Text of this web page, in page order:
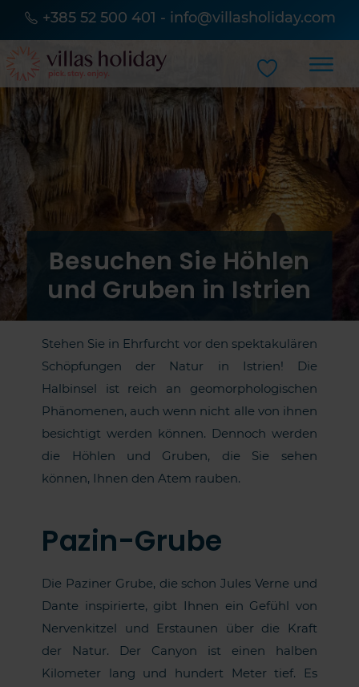
+385 52 500 401 - info@villasholiday.com
Besuchen Sie Höhlen
und Gruben in Istrien
Stehen Sie in Ehrfurcht vor den spektakulären
Schöpfungen der Natur in Istrien! Die
Halbinsel ist reich an geomorphologischen
Phänomenen, auch wenn nicht alle von ihnen
besichtigt werden können. Dennoch werden
die Höhlen und Gruben, die Sie sehen
können, Ihnen den Atem rauben.
Pazin-Grube
Die Paziner Grube, die schon Jules Verne und
Dante inspirierte, gibt Ihnen ein Gefühl von
Nervenkitzel und Erstaunen über die Kraft
der Natur. Der Canyon ist einen halben
Kilometer lang und hundert Meter tief. Es